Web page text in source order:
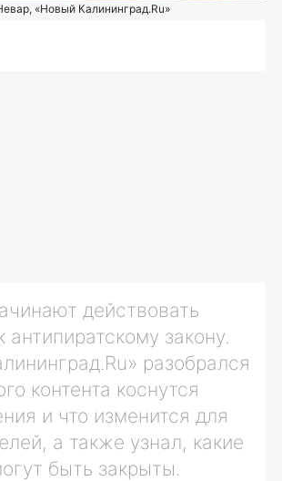
«Новый Калининград.Ru»
действовать
антипиратскому закону.
разобрался
контента коснутся
и что изменится для
а также узнал, какие
быть закрыты.